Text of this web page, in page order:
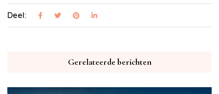
Deel:
Gerelateerde berichten